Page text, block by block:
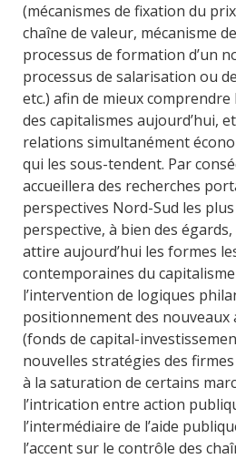
(mécanismes de fixation du
chaîne de valeur, mécanisme
processus de formation d’un
processus de salarisation ou
etc.) afin de mieux comprendre
des capitalismes aujourd’hui,
relations simultanément
qui les sous-tendent. Par
accueillera des recherches
perspectives Nord-Sud les
perspective, à bien des
attire aujourd’hui les formes
contemporaines du
l’intervention de logiques
positionnement des nouveaux
(fonds de capital-
nouvelles stratégies des
à la saturation de certains
l’intrication entre action
l’intermédiaire de l’aide
l’accent sur le contrôle des